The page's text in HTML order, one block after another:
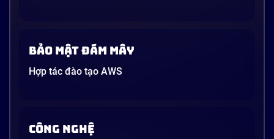
Bảo mật đám mây
Hợp tác đào tạo AWS
CÔNG NGHỆ